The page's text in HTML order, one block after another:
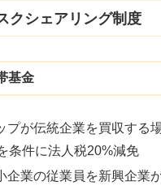
クシェアリング制度
基金
プが伝統企業を買収する
条件に法人税20%減免
企業の従業員を新興企業